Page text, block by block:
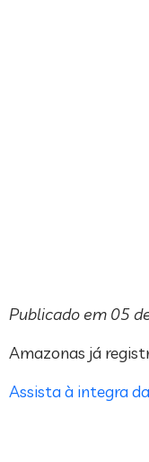
Publicado em 05
Amazonas já
Assista à integra